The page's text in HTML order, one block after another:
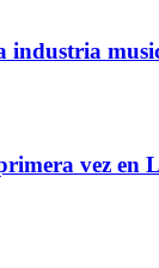
industria
vez en